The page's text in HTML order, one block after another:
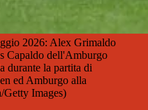
2026: Alex Grimaldo
Capaldo dell'Amburgo
durante la partita di
ed Amburgo alla
Images)